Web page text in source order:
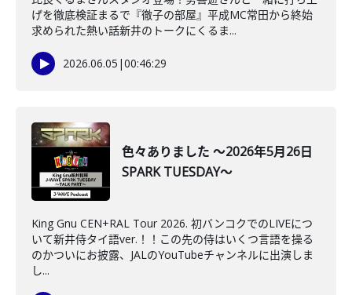
げを徹底検証まるで『徹子の部屋』平成MC常田から終始
求められた熱い話新井のトークにくるま...
2026.06.05 |00:46:29
色々ありました ～2026年5月26日
SPARK TUESDAY～
King Gnu CEN+RAL Tour 2026. 初バンコクでのLIVEにつ
いて新井侍タイ語ver.！！この先の侍はいくつ言語を操る
のかついにお披露、JALのYouTubeチャンネルに出演しま
し...